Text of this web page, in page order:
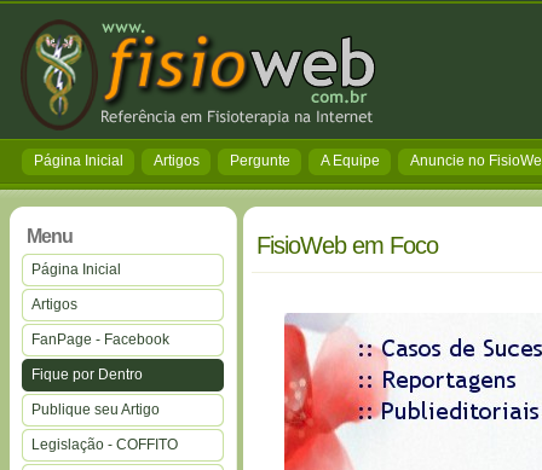
Página Inicial Artigos Pergunte A Equipe Anuncie no
Menu
Página Inicial
Artigos
FanPage - Facebook
Fique por Dentro
Publique seu Artigo
Legislação - COFFITO
FisioWeb em Foco